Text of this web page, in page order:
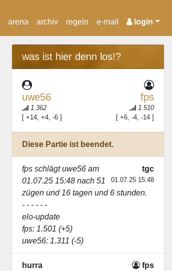
arena archiv regeln e-mail login
was ist hier denn los!?
uwe56
1.362
[ +14, +4, -6 ]
fps
1.510
[ +6, -4, -14 ]
Diese Partie ist beendet.
tgc
01.07.25 15:48
fps schlägtuwe56 am
01.07.25 15:48 nach 51
zügen und 16 tagen und 6 stunden.
- - - - - -
elo-update
fps: 1.501 (+5)
uwe56: 1.311 (-5)
fps
hurra